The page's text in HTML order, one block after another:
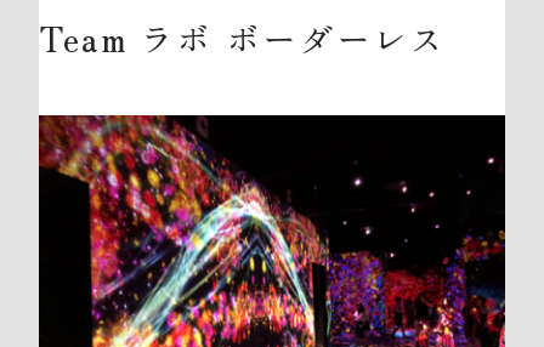
Team ラボ ボーダーレス